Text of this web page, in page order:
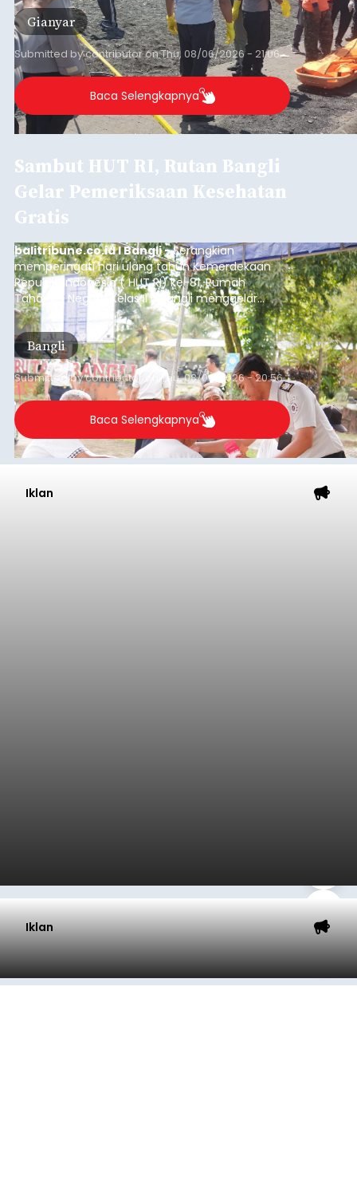
Gianyar
Submitted bycontributoronThu, 08/06/2026 - 21:06
Baca Selengkapnya
Sambut HUT RI, Rutan Bangli
Gelar Pemeriksaan Kesehatan
Gratis
balitribune.co.id I Bangli -Serangkian
memperingati hari ulang tahun Kemerdekaan
Republik Indonesia ( HUT RI) ke-81, Rumah
Tahanan Negara Kelas II B Bangli menggelar
kegiatan pemeriksaan kesehatan gratis, Rabu
(6/8/2026).
Bangli
Submitted bycontributor Thu, 08/06/2026 - 20:56
Baca Selengkapnya
Iklan
Iklan